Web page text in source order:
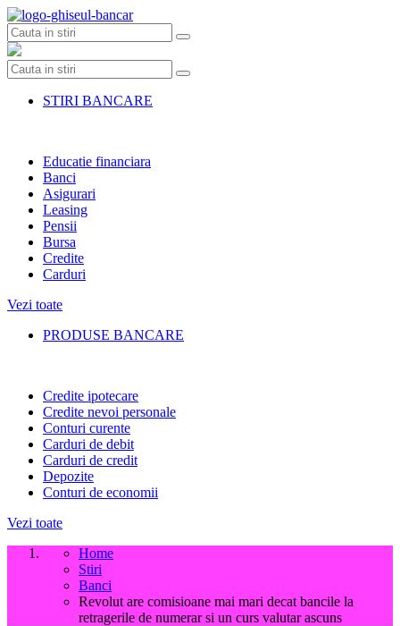
Skip
to
content
STIRI BANCARE
Educatie financiara
Banci
Asigurari
Leasing
Pensii
Bursa
Credite
Carduri
Vezi toate
PRODUSE BANCARE
Credite ipotecare
Credite nevoi personale
Conturi curente
Carduri de debit
Carduri de credit
Depozite
Conturi de economii
Vezi toate
Home
Stiri
Banci
Revolut are comisioane mai mari decat bancile la
retragerile de numerar si un curs valutar ascuns